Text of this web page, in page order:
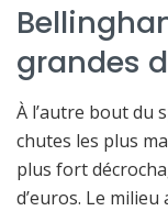
grandes
À l’autre bout du
chutes les plus
plus fort
d’euros. Le